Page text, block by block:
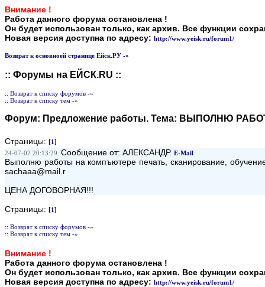
Внимание !
Работа данного форума остановлена !
Он будет использован только, как архив. Все функции
Новая версия доступна по адресу: http://www.yeisk.ru/forum1/
Возврат к основноей странице Ейск.РУ -»
:: Форумы на ЕЙСК.RU ::
:: Возврат к списку форумов -»
:: Возврат к списку тем -»
Форум: Предложение работы. Тема: ВЫПОЛНЮ
Страницы: [1]
24-07-02 20:13:29. Сообщение от: АЛЕКСАНДР. E-Mail
Выполню работы на компъютере печать, сканирование,
sachaaa@mail.r
ЦЕНА ДОГОВОРНАЯ!!!
Страницы: [1]
:: Возврат к списку форумов -»
:: Возврат к списку тем -»
Внимание !
Работа данного форума остановлена !
Он будет использован только, как архив. Все функции
Новая версия доступна по адресу: http://www.yeisk.ru/forum1/